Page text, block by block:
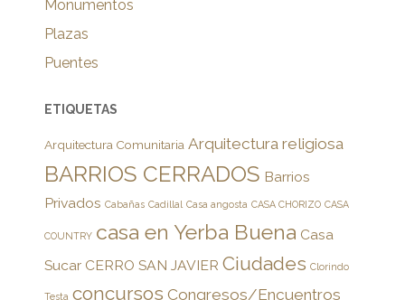
Monumentos
Plazas
Puentes
ETIQUETAS
Arquitectura Comunitaria Arquitectura religiosa
BARRIOS CERRADOS Barrios
Privados Cabañas Cadillal Casa angosta CASA CHORIZO CASA
COUNTRY casa en Yerba Buena Casa
Sucar CERRO SAN JAVIER Ciudades Clorindo
Testa concursos Congresos/Encuentros